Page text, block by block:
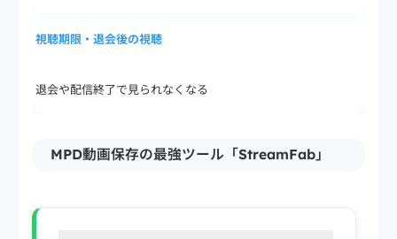
視聴期限・退会後の視聴
退会や配信終了で見られなくなる
MPD動画保存の最強ツール「StreamFab」